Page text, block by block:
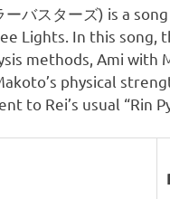
ーバスターズ) is a
Lights. In this song,
methods, Ami with
physical
to Rei’s usual “Rin